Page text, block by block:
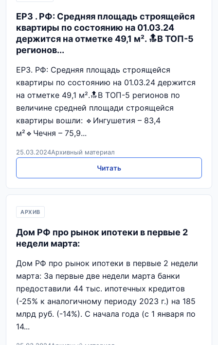
ЕРЗ . РФ: Средняя площадь строящейся
квартиры по состоянию на 01.03.24
держится на отметке 49,1 м². 🔝В ТОП-5
регионов...
ЕРЗ. РФ: Средняя площадь строящейся
квартиры по состоянию на 01.03.24 держится
на отметке 49,1 м².🔝В ТОП-5 регионов по
величине средней площади строящейся
квартиры вошли: 🔹Ингушетия – 83,4
м²🔹Чечня – 75,9...
25.03.2024Архивный материал
Читать
АРХИВ
Дом РФ про рынок ипотеки в первые 2
недели марта:
Дом РФ про рынок ипотеки в первые 2 недели
марта: За первые две недели марта банки
предоставили 44 тыс. ипотечных кредитов
(-25% к аналогичному периоду 2023 г.) на 185
млрд руб. (-14%). C начала года (с 1 января по
14...